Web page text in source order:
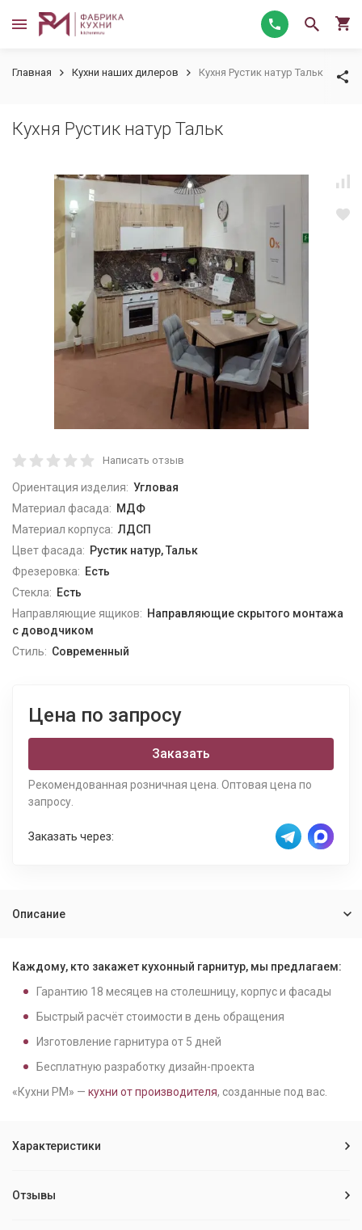
Главная Кухни наших дилеров Кухня Рустик натур Тальк
Кухня Рустик натур Тальк
Написать отзыв
Ориентация изделия: Угловая
Материал фасада: МДФ
Материал корпуса: ЛДСП
Цвет фасада: Рустик натур, Тальк
Фрезеровка: Есть
Стекла: Есть
Направляющие ящиков: Направляющие скрытого монтажа
с доводчиком
Стиль: Современный
Цена по запросу
Заказать
Рекомендованная розничная цена. Оптовая цена по
запросу.
Заказать через:
Описание
Каждому, кто закажет кухонный гарнитур, мы предлагаем:
Гарантию 18 месяцев на столешницу, корпус и фасады
Быстрый расчёт стоимости в день обращения
Изготовление гарнитура от 5 дней
Бесплатную разработку дизайн-проекта
«Кухни РМ» — кухни от производителя, созданные под вас.
Характеристики
Отзывы